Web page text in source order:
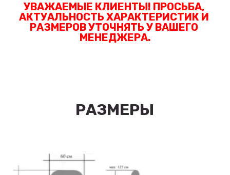
УВАЖАЕМЫЕ КЛИЕНТЫ! ПРОСЬБА,
АКТУАЛЬНОСТЬ ХАРАКТЕРИСТИК И
РАЗМЕРОВ УТОЧНЯТЬ У ВАШЕГО
МЕНЕДЖЕРА.
РАЗМЕРЫ